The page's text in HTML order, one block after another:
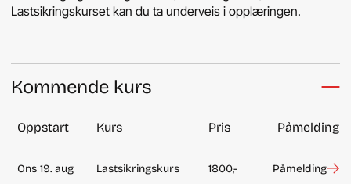
Lastsikringskurset kan du ta underveis i opplæringen.
Kommende kurs
Oppstart Kurs Pris Påmelding
Ons 19. aug Lastsikringskurs 1800,- Påmelding